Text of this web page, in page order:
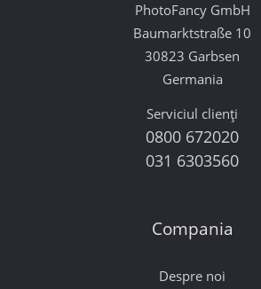
PhotoFancy GmbH
Baumarktstraße 10
30823 Garbsen
Germania
Serviciul clienți
0800 672020
031 6303560
Compania
Despre noi